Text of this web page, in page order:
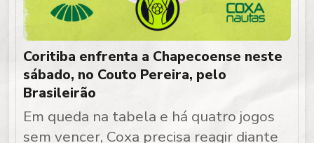
Coritiba enfrenta a Chapecoense neste
sábado, no Couto Pereira, pelo
Brasileirão
Em queda na tabela e há quatro jogos
sem vencer, Coxa precisa reagir diante